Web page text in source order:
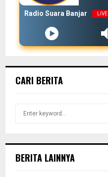
Radio Suara Banjar LIVE
CARI BERITA
h
BERITA LAINNYA